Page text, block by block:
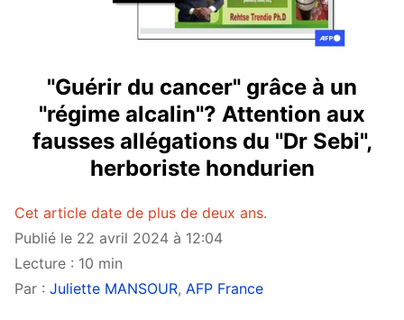
"Guérir du cancer" grâce à un
"régime alcalin"? Attention aux
fausses allégations du "Dr Sebi",
herboriste hondurien
Cet article date de plus de deux ans.
Publié le 22 avril 2024 à 12:04
Lecture : 10 min
Par : Juliette MANSOUR, AFP France